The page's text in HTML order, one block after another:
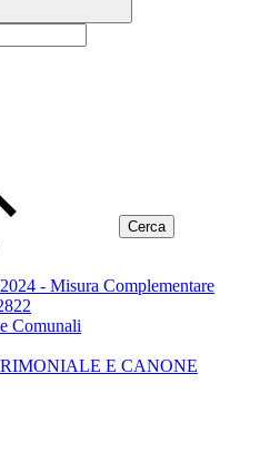
- Misura Complementare
Comunali
E CANONE